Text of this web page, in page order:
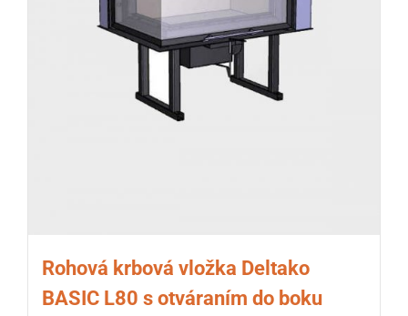
Rohová krbová vložka Deltako
BASIC L80 s otváraním do boku